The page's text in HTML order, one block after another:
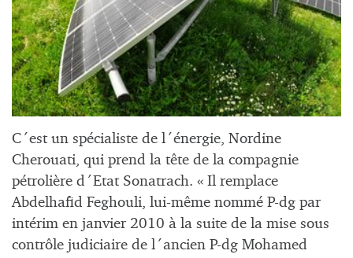
C´est un spécialiste de l´énergie, Nordine
Cherouati, qui prend la tête de la compagnie
pétrolière d´Etat Sonatrach. « Il remplace
Abdelhafid Feghouli, lui-même nommé P-dg par
intérim en janvier 2010 à la suite de la mise sous
contrôle judiciaire de l´ancien P-dg Mohamed